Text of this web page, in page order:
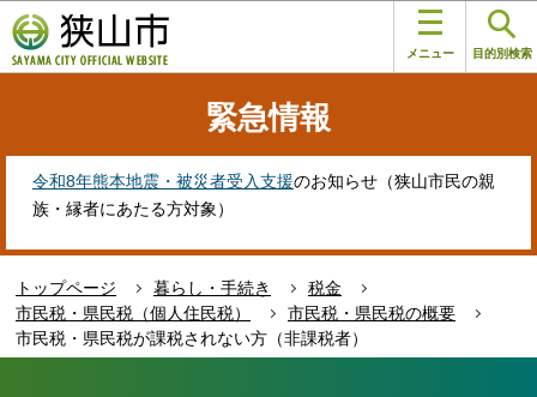
の
ペ
す
メニュー 目的別検索
緊急情報
令和8年熊本地震・被災者受入支援のお知らせ（狭山市民の親
族・縁者にあたる方対象）
トップページ 暮らし・手続き
税金
市民税・県民税（個人住民税）
市民税・県民税の概要
市民税・県民税が課税されない方（非課税者）